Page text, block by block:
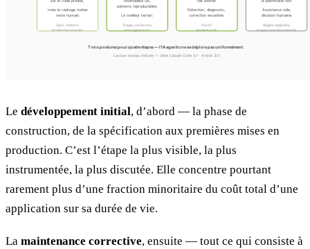
Le développement initial, d’abord — la phase de
construction, de la spécification aux premières mises en
production. C’est l’étape la plus visible, la plus
instrumentée, la plus discutée. Elle concentre pourtant
rarement plus d’une fraction minoritaire du coût total d’une
application sur sa durée de vie.
La maintenance corrective, ensuite — tout ce qui consiste à